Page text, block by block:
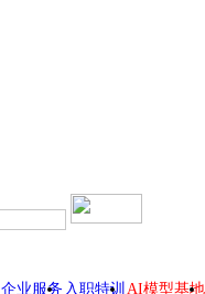
企业服务 入职特训 AI模型基地